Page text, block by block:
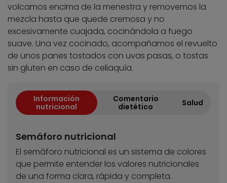
volcamos encima de la menestra y removemos la
mezcla hasta que quede cremosa y no
excesivamente cuajada, cocinándola a fuego
suave. Una vez cocinado, acompañamos el revuelto
de unos panes tostados con uvas pasas, o tostas
sin gluten en caso de celiaquía.
Información
nutricional
Comentario
dietético
Salud
Semáforo nutricional
El semáforo nutricional es un sistema de colores
que permite entender los valores nutricionales
de una forma clara, rápida y completa.